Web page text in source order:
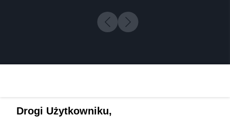
Drogi Użytkowniku,